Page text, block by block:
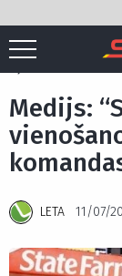
Sākums
Medijs:
LETA 11/07/